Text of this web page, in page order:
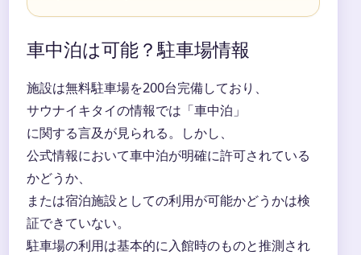
車中泊は可能？駐車場情報
施設は無料駐車場を200台完備しており、
サウナイキタイの情報では「車中泊」
に関する言及が見られる。しかし、
公式情報において車中泊が明確に許可されている
かどうか、
または宿泊施設としての利用が可能かどうかは検
証できていない。
駐車場の利用は基本的に入館時のものと推測され